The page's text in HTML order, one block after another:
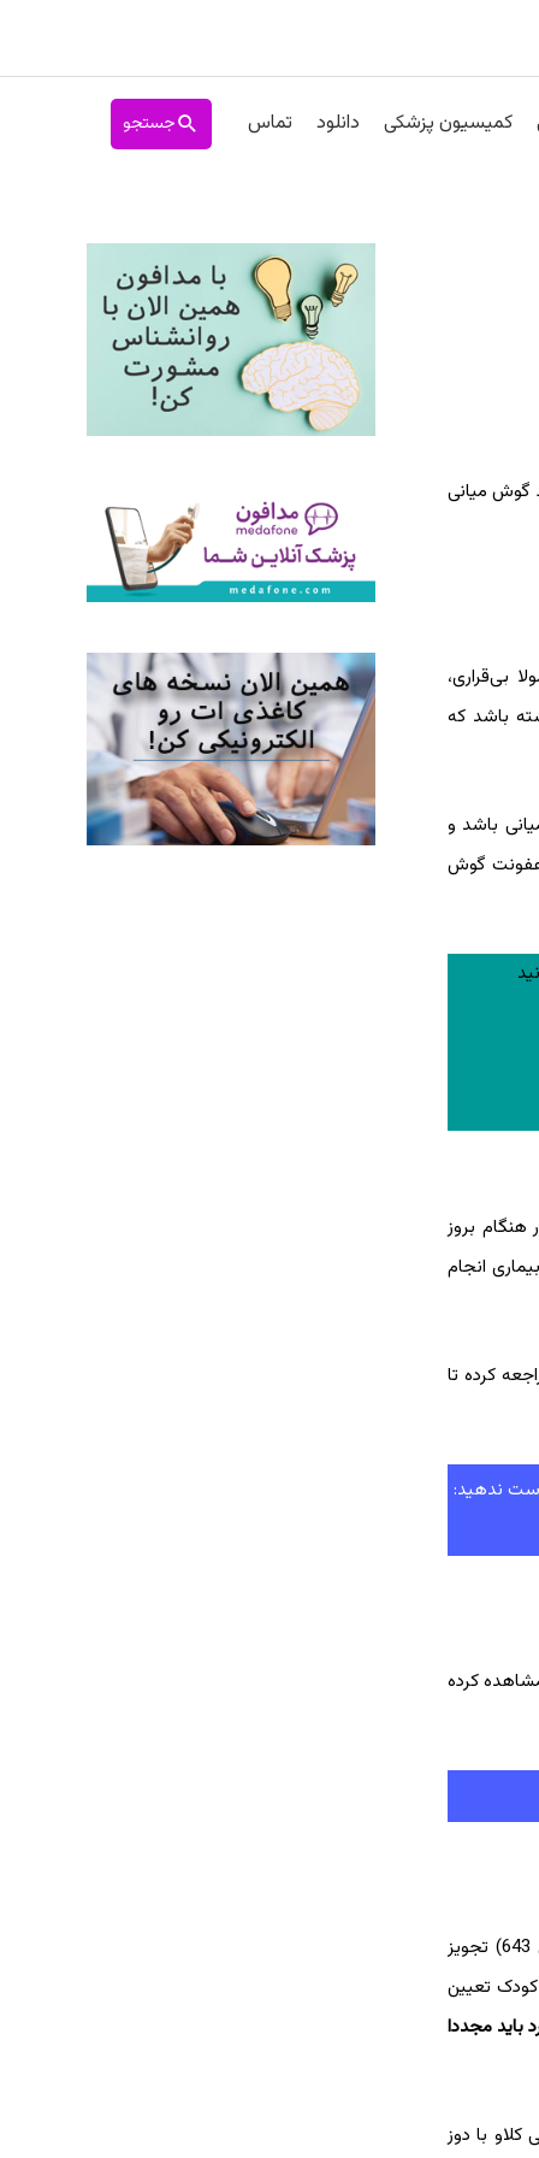
کمیسیون پزشکی دانلود تماس جستجو
حاد گوش میانی
بزنند معمولا بی‌قراری،
باشد که
باشد و
عفونت گوش
بروز
انجام
کرده تا
ندهید:
کرده
در صورت تشخیص عفونت گوش میانی بر طبق صلاحدید پزشک آنتی بیوتیک‌هایی مانند آموکسی سیلین و یا کوآموکسی کلاو (فارمنتین 643) تجویز
تعیین
باید مجددا
با دوز